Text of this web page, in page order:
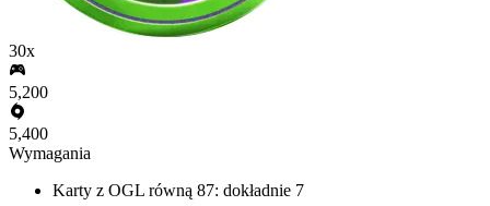
30x
5,200
5,400
Wymagania
Karty z OGL równą 87: dokładnie 7